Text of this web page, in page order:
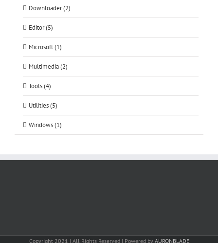
Downloader (2)
Editor (5)
Microsoft (1)
Multimedia (2)
Tools (4)
Utilities (5)
Windows (1)
Copyright 2021 | All Rights Reserved | Powered by AURONBLADE